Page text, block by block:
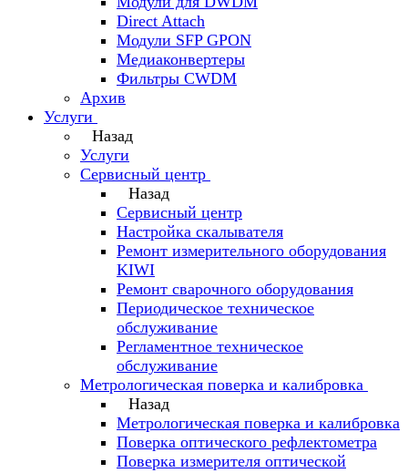
Direct Attach
Модули SFP GPON
Медиаконвертеры
Фильтры CWDM
Архив
Услуги
Назад
Услуги
Сервисный центр
Назад
Сервисный центр
Настройка скалывателя
Ремонт измерительного оборудования
KIWI
Ремонт сварочного оборудования
Периодическое техническое
обслуживание
Регламентное техническое
обслуживание
Метрологическая поверка и калибровка
Назад
Метрологическая поверка и калибровка
Поверка оптического рефлектометра
Поверка измерителя оптической